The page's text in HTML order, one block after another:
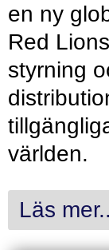
en ny
Red
styrning
världen.
Läs